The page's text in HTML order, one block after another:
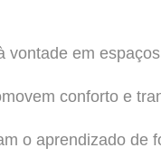
vontade em
conforto e
o aprendizado de